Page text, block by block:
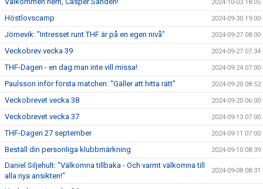
2024-10-03 18:05
Höstlovscamp 2024-09-30 19:00
Jörnevik: ”Intresset runt THF är på en egen nivå” 2024-09-27 08:00
Veckobrev vecka 39 2024-09-27 07:34
THF-Dagen - en dag man inte vill missa! 2024-09-24 07:00
Paulsson inför första matchen: "Gäller att hitta rätt" 2024-09-20 08:52
Veckobrevet vecka 38 2024-09-20 06:00
Veckobrevet vecka 37 2024-09-13 07:00
THF-Dagen 27 september 2024-09-11 07:00
Beställ din personliga klubbmärkning 2024-09-10 08:39
Daniel Siljehult: "Välkomna tillbaka - Och varmt välkomna till
alla nya ansikten!"
2024-09-08 08:31